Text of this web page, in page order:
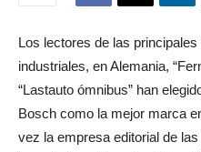
Los lectores de las
industriales, en Alemania,
“Lastauto ómnibus” han
Bosch como la mejor marca
vez la empresa editorial de